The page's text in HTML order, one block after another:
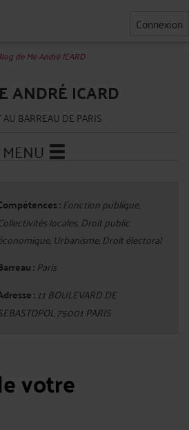
Connexion
de Me André ICARD
ANDRÉ ICARD
AU BARREAU DE PARIS
MENU
:Fonction publique,
locales, Droit public
Urbanisme, Droit électoral
: Paris
:11 BOULEVARD DE
75001 PARIS
votre